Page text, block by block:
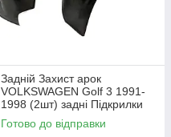
Задній Захист арок
VOLKSWAGEN Golf 3 1991-
1998 (2шт) задні Підкрилки
Фольцваген Гольф 3 пара
задніх
Готово до відправки